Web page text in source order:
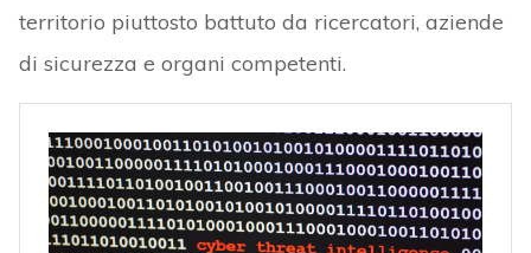
territorio piuttosto battuto da ricercatori, aziende
di sicurezza e organi competenti.